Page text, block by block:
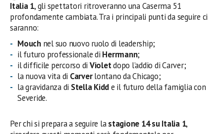
Italia 1, gli spettatori ritroveranno una Caserma 51
profondamente cambiata. Tra i principali punti da seguire ci
saranno:
Mouchnel suo nuovo ruolo di leadership;
il futuro professionale di Herrmann;
il difficile percorso di Violetdopo l’addio di Carver;
la nuova vita di Carverlontano da Chicago;
la gravidanza di Stella Kidde il futuro della famiglia con
Severide.
Per chi si prepara a seguire lastagione 14 su Italia 1,